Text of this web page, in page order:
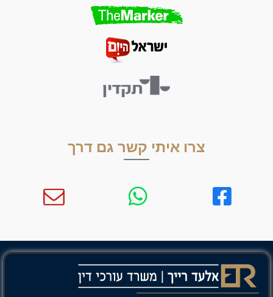
צרו איתי קשר גם דרך